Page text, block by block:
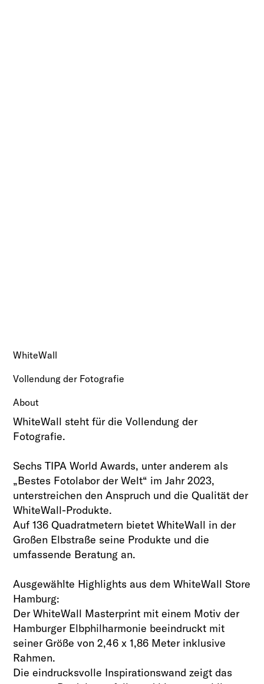
About
WhiteWall steht für die Vollendung der
Fotografie.
Sechs TIPA World Awards, unter anderem als
„Bestes Fotolabor der Welt“ im Jahr 2023,
unterstreichen den Anspruch und die Qualität der
WhiteWall-Produkte.
Auf 136 Quadratmetern bietet WhiteWall in der
Großen Elbstraße seine Produkte und die
umfassende Beratung an.
Ausgewählte Highlights aus dem WhiteWall Store
Hamburg:
Der WhiteWall Masterprint mit einem Motiv der
Hamburger Elbphilharmonie beeindruckt mit
seiner Größe von 2,46 x 1,86 Meter inklusive
Rahmen.
Die eindrucksvolle Inspirationswand zeigt das
WhiteWall
Vollendung der Fotografie